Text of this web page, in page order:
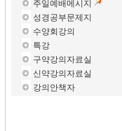
주일예배메시지
성경공부문제지
수양회강의
특강
구약강의자료실
신약강의자료실
강의안책자